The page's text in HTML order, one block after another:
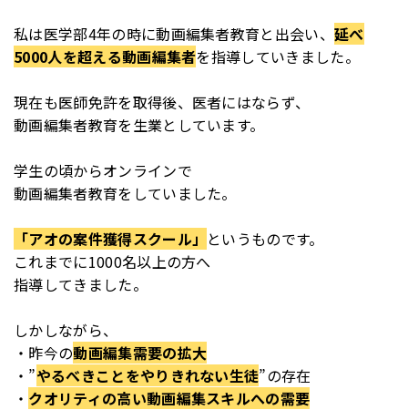
私は医学部4年の時に動画編集者教育と出会い、延べ
5000人を超える動画編集者を指導していきました。
現在も医師免許を取得後、医者にはならず、
動画編集者教育を生業としています。
学生の頃からオンラインで
動画編集者教育をしていました。
「アオの案件獲得スクール」 というものです。
これまでに1000名以上の方へ
指導してきました。
しかしながら、
・昨今の動画編集需要の拡大
・”やるべきことをやりきれない生徒”の存在
・ クオリティの高い動画編集スキルへの需要